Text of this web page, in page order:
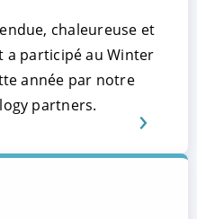
chaleureuse et
a participé au Winter
année par notre
partners.